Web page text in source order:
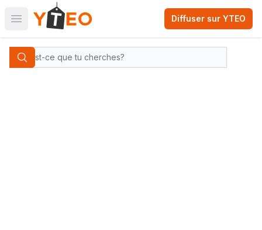
Open main menu
Diffuser sur YTEO
Categories
Search